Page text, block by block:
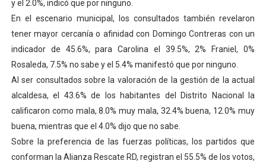
y el 2.0%, indicó que por ninguno.
En el escenario municipal, los consultados también revelaron
tener mayor cercanía o afinidad con Domingo Contreras con un
indicador de 45.6%, para Carolina el 39.5%, 2% Franiel, 0%
Rosaleda, 7.5% no sabe y el 5.4% manifestó que por ninguno.
Al ser consultados sobre la valoración de la gestión de la actual
alcaldesa, el 43.6% de los habitantes del Distrito Nacional la
calificaron como mala, 8.0% muy mala, 32.4% buena, 12.0% muy
buena, mientras que el 4.0% dijo que no sabe.
Sobre la preferencia de las fuerzas políticas, los partidos que
conforman la Alianza Rescate RD, registran el 55.5% de los votos,